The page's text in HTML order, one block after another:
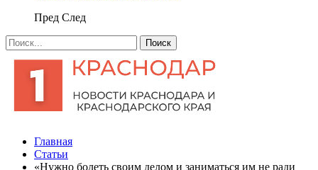
Пред След
Главная
Статьи
«Нужно болеть своим делом и заниматься им не ради